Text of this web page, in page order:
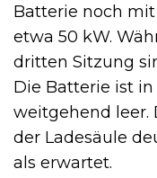
Batterie noch
etwa 50 kW.
dritten Sitzung
Die Batterie ist
weitgehend leer.
der Ladesäule
als erwartet.